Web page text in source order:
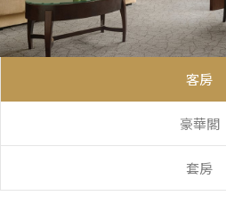
客房
豪華閣
套房